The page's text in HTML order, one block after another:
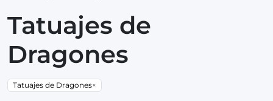
Tatuajes de
Dragones
Tatuajes de Dragones×